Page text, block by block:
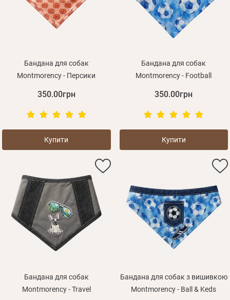
Бандана для собак
Montmorency - Персики
350.00грн
Купити
Бандана для собак
Montmorency - Football
350.00грн
Купити
Бандана для собак
Montmorency - Travel
Бандана для собак з вишивкою
Montmorency - Ball & Keds